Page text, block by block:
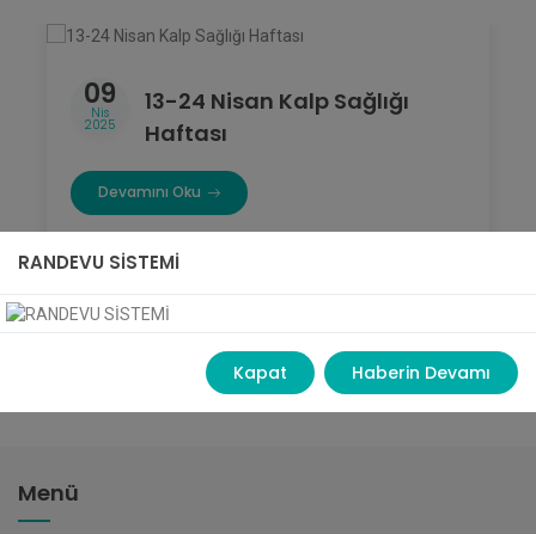
09
Nis
2025
13-24 Nisan Kalp Sağlığı
Haftası
Devamını Oku
1 2 3 4
RANDEVU SİSTEMİ
Kapat Haberin Devamı
Menü